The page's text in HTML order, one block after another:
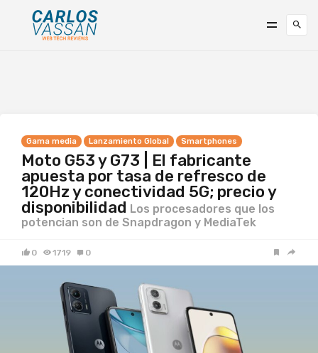
Gama media Lanzamiento Global Smartphones
Moto G53 y G73 | El fabricante
apuesta por tasa de refresco de
120Hz y conectividad 5G; precio y
disponibilidad Los procesadores que los
potencian son de Snapdragon y MediaTek
0 1719 0